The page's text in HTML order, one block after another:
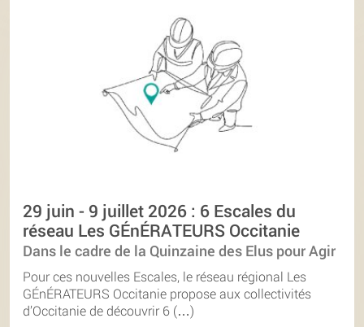
29 juin - 9 juillet 2026 : 6 Escales du
réseau Les GÉnÉRATEURS Occitanie
Dans le cadre de la Quinzaine des Elus pour Agir
Pour ces nouvelles Escales, le réseau régional Les
GÉnÉRATEURS Occitanie propose aux collectivités
d’Occitanie de découvrir 6 (…)